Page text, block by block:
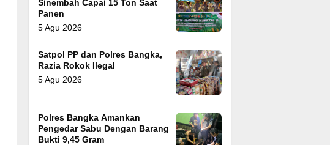
Sinembah Capai 15 Ton Saat
Panen
5 Agu 2026
Satpol PP dan Polres Bangka,
Razia Rokok Ilegal
5 Agu 2026
Polres Bangka Amankan
Pengedar Sabu Dengan Barang
Bukti 9,45 Gram